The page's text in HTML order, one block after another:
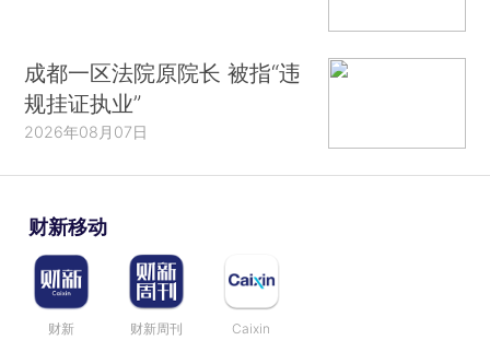
成都一区法院原院长 被指“违
规挂证执业”
2026年08月07日
财新移动
财新 财新周刊 Caixin